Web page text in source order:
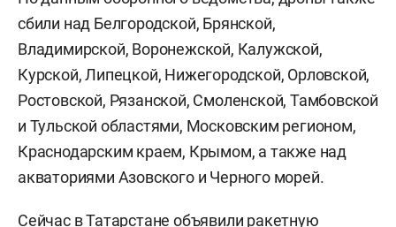
сбили над Белгородской, Брянской,
Владимирской, Воронежской, Калужской,
Курской, Липецкой, Нижегородской, Орловской,
Ростовской, Рязанской, Смоленской, Тамбовской
и Тульской областями, Московским регионом,
Краснодарским краем, Крымом, а также над
акваториями Азовского и Черного морей.
Сейчас в Татарстанеобъявили ракетную